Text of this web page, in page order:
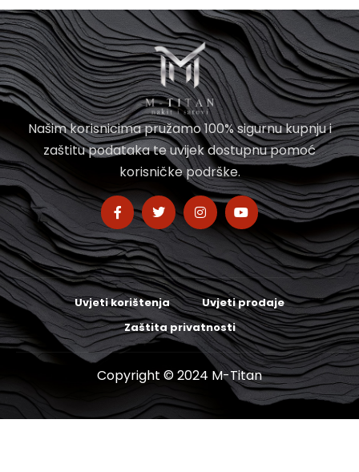
Našim korisnicima pružamo 100% sigurnu kupnju i
zaštitu podataka te uvijek dostupnu pomoć
korisničke podrške.
Uvjeti korištenja
Uvjeti prodaje
Zaštita privatnosti
Copyright © 2024 M-Titan